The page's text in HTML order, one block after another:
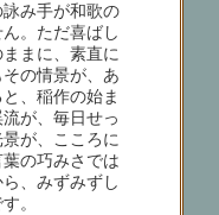
み手が和歌の
。ただ喜ばし
まに、素直に
の情景が、あ
、稲作の始ま
が、毎日せっ
が、こころに
の巧みさでは
、みずみずし
。